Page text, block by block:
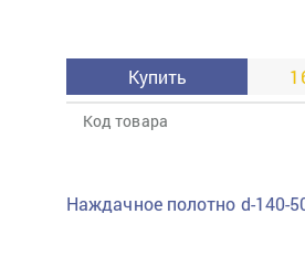
Купить
Код товара
Наждачное полотно d-140-